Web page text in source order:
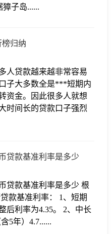
子岛......
榜归纳
人贷款越来越非常容易
子大多数全是***短期内
资金。因此很多人就想
时间长的贷款口子强烈
贷款基准利率是多少
贷款基准利率是多少 根
款基准利率： 1、短期
后利率为4.35。 2、中长
5年）4.7......